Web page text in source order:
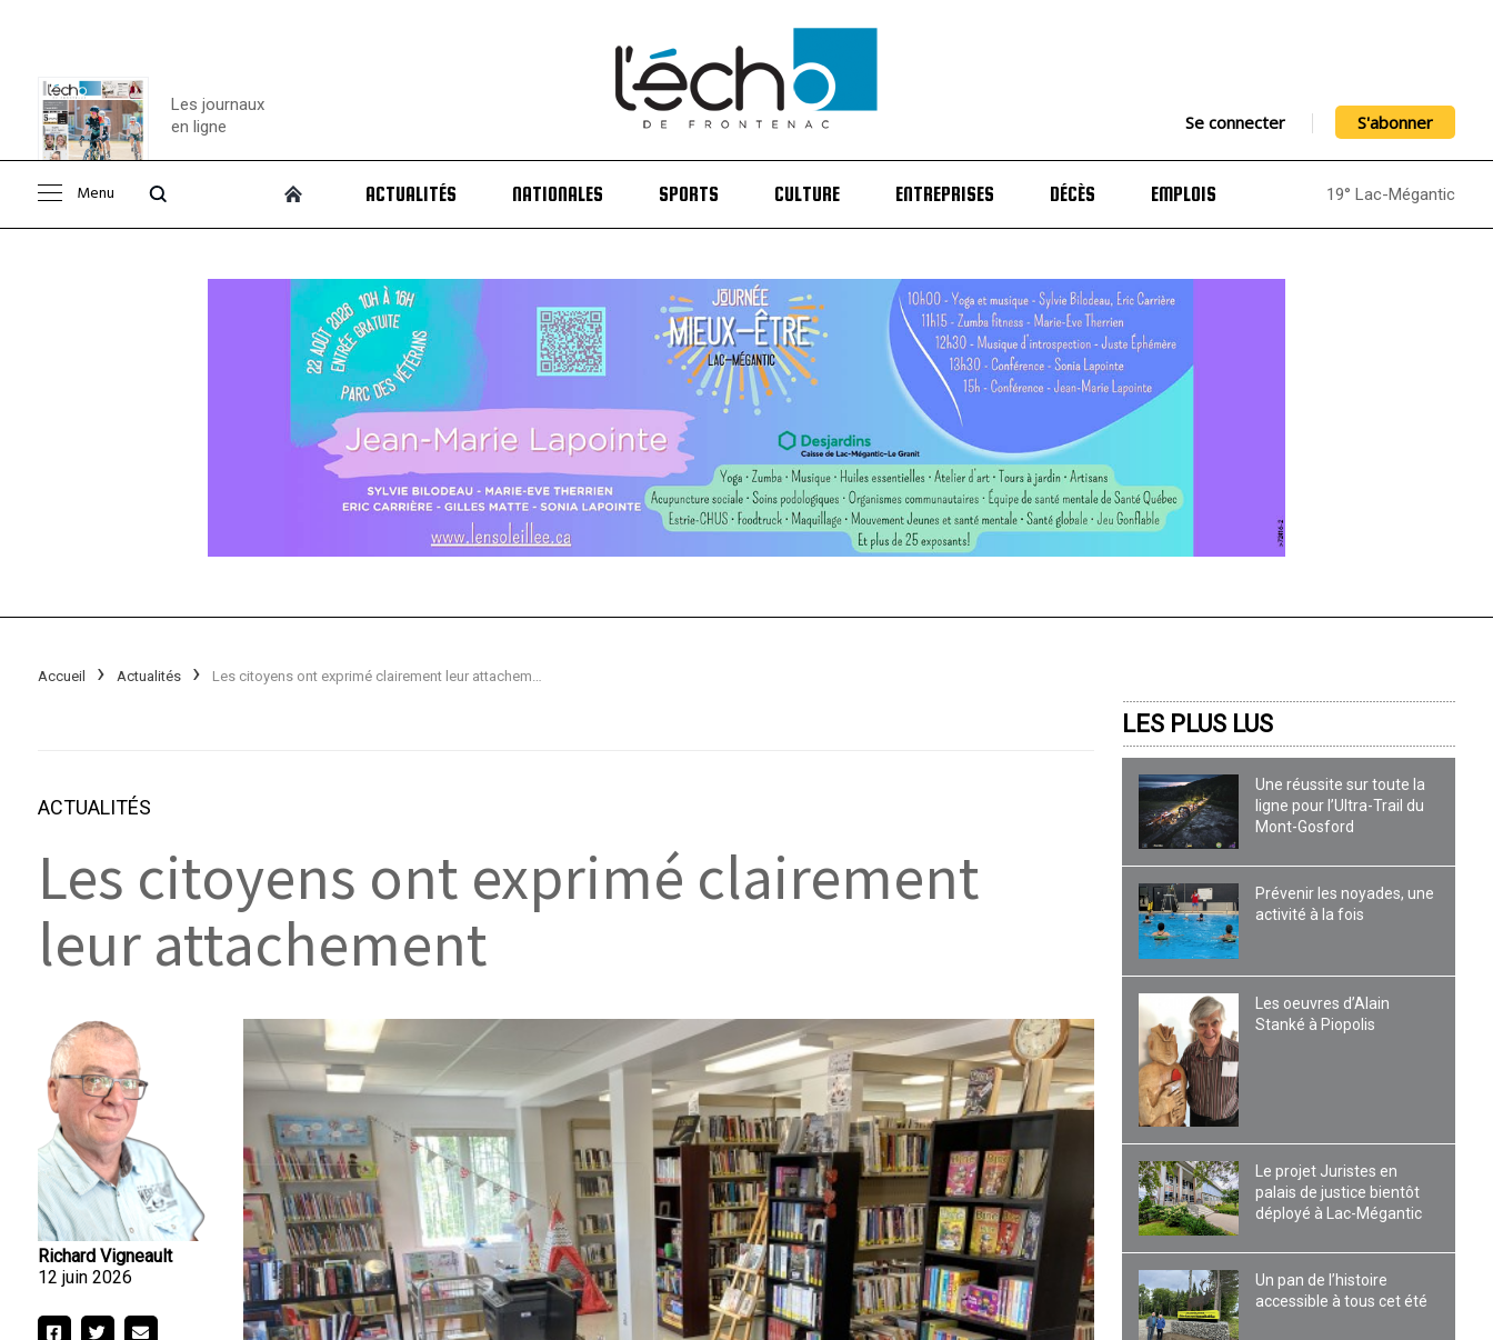
Consulter le
Les journaux
en ligne
Se connecter S'abonner
Menu ACTUALITÉS NATIONALES SPORTS CULTURE ENTREPRISES DÉCÈS EMPLOIS 19° Lac-Mégantic
Accueil Actualités
ACTUALITÉS
Les citoyens ont exprimé clairement
leur attachement
Richard Vigneault
12 juin 2026
LES PLUS LUS
Une réussite sur toute la
ligne pour l’Ultra-Trail du
Mont-Gosford
Prévenir les noyades, une
activité à la fois
Les oeuvres d’Alain
Stanké à Piopolis
Le projet Juristes en
palais de justice bientôt
déployé à Lac-Mégantic
Un pan de l’histoire
accessible à tous cet été